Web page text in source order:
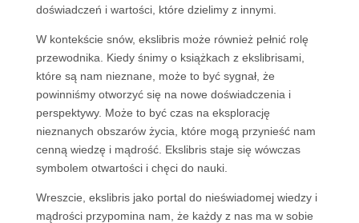
doświadczeń i wartości, które dzielimy z innymi.
W kontekście snów, ekslibris może również pełnić rolę
przewodnika. Kiedy śnimy o książkach z ekslibrisami,
które są nam nieznane, może to być sygnał, że
powinniśmy otworzyć się na nowe doświadczenia i
perspektywy. Może to być czas na eksplorację
nieznanych obszarów życia, które mogą przynieść nam
cenną wiedzę i mądrość. Ekslibris staje się wówczas
symbolem otwartości i chęci do nauki.
Wreszcie, ekslibris jako portal do nieświadomej wiedzy i
mądrości przypomina nam, że każdy z nas ma w sobie